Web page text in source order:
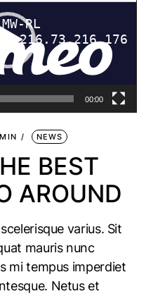
00:00
NEWS
BEST
AROUND
varius. Sit
mauris nunc
mi tempus imperdiet
Netus et